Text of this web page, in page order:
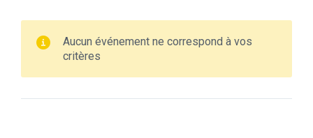
Aucun événement ne correspond à vos
critères